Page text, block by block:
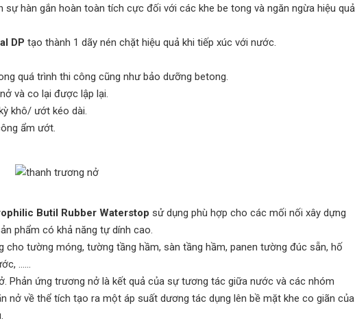
sự hàn gắn hoàn toàn tích cực đối với các khe be tong và ngăn ngừa hiệu quả
DP tạo thành 1 dãy nén chặt hiệu quả khi tiếp xúc với nước.
quá trình thi công cũng như bảo dưỡng betong.
và co lại được lập lại.
khô/ ướt kéo dài.
ẩm ướt.
Butil Rubber Waterstop sử dụng phù hợp cho các mối nối xây dựng
phẩm có khả năng tự dính cao.
cho tường móng, tường tầng hầm, sàn tầng hầm, panen tường đúc sẵn, hố
……
Phản ứng trương nở là kết quả của sự tương tác giữa nước và các nhóm
nở về thể tích tạo ra một áp suất dương tác dụng lên bề mặt khe co giãn của